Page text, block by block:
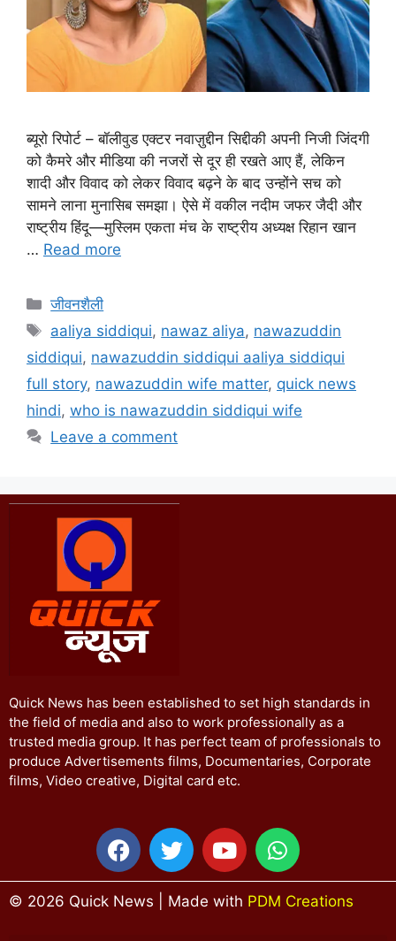
ब्यूरो रिपोर्ट – बॉलीवुड एक्टर नवाज़ुद्दीन सिद्दीकी अपनी निजी जिंदगी
को कैमरे और मीडिया की नजरों से दूर ही रखते आए हैं, लेकिन
शादी और विवाद को लेकर विवाद बढ़ने के बाद उन्होंने सच को
सामने लाना मुनासिब समझा। ऐसे में वकील नदीम जफर जैदी और
राष्ट्रीय हिंदू—मुस्लिम एकता मंच के राष्ट्रीय अध्यक्ष रिहान खान
… Read more
जीवनशैली
aaliya siddiqui, nawaz aliya, nawazuddin
siddiqui, nawazuddin siddiqui aaliya siddiqui
full story, nawazuddin wife matter, quick news
hindi, who is nawazuddin siddiqui wife
Leave a comment
Quick News has been established to set high standards in
the field of media and also to work professionally as a
trusted media group. It has perfect team of professionals to
produce Advertisements films, Documentaries, Corporate
films, Video creative, Digital card etc.
© 2026 Quick News | Made with PDM Creations